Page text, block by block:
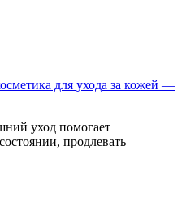
для ухода за кожей —
уход помогает
продлевать